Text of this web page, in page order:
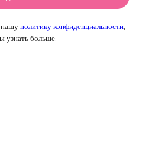
политику конфиденциальности
узнать больше.